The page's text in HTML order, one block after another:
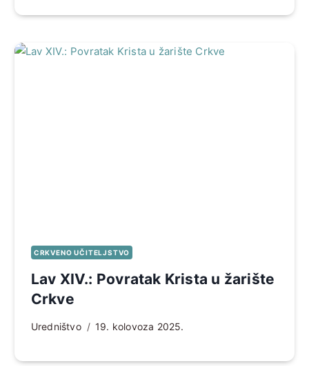
CRKVENO UČITELJSTVO
Lav XIV.: Povratak Krista u žarište
Crkve
Uredništvo 19. kolovoza 2025.